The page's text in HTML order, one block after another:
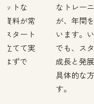
ットな
資料が常
スタート
立てて実
はずで
なトレー
が、年間
います。
でも、ス
成長と発
具体的な
す。